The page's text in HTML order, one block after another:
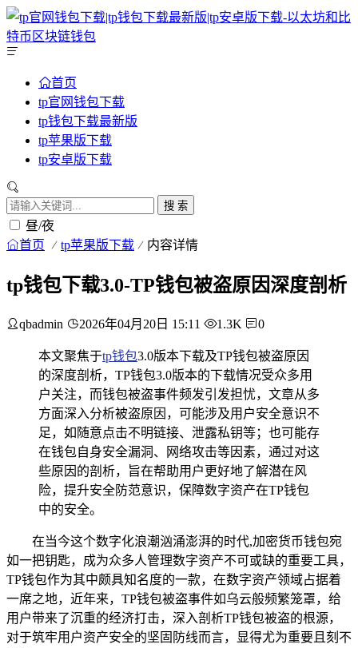
首页
tp官网钱包下载
tp钱包下载最新版
tp苹果版下载
tp安卓版下载
搜 索
昼/夜
首页 tp苹果版下载 内容详情
tp钱包下载3.0-TP钱包被盗原因深度剖析
qbadmin 2026年04月20日 15:11 1.3K 0
本文聚焦于tp钱包3.0版本下载及TP钱包被盗原因
的深度剖析，TP钱包3.0版本的下载情况受众多用
户关注，而钱包被盗事件频发引发担忧，文章从多
方面深入分析被盗原因，可能涉及用户安全意识不
足，如随意点击不明链接、泄露私钥等；也可能存
在钱包自身安全漏洞、网络攻击等因素，通过对这
些原因的剖析，旨在帮助用户更好地了解潜在风
险，提升安全防范意识，保障数字资产在TP钱包
中的安全。
在当今这个数字化浪潮汹涌澎湃的时代,加密货币钱包宛
如一把钥匙，成为众多人管理数字资产不可或缺的重要工具，
TP钱包作为其中颇具知名度的一款，在数字资产领域占据着
一席之地，近年来，TP钱包被盗事件如乌云般频繁笼罩，给
用户带来了沉重的经济打击，深入剖析TP钱包被盗的根源，
对于筑牢用户资产安全的坚固防线而言，显得尤为重要且刻不